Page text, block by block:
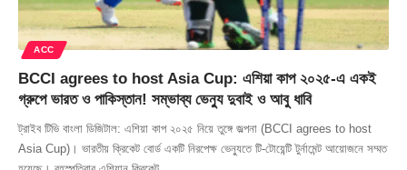
ACC
BCCI agrees to host Asia Cup: এশিয়া কাপ ২০২৫-এ একই
গ্রুপে ভারত ও পাকিস্তান! সম্ভাব্য ভেন্যু দুবাই ও আবু ধাবি
ট্রাইব টিভি বাংলা ডিজিটাল: এশিয়া কাপ ২০২৫ নিয়ে তুঙ্গে জল্পনা (BCCI agrees to host
Asia Cup)। ভারতীয় ক্রিকেট বোর্ড একটি নিরপেক্ষ ভেন্যুতে টি-টোয়েন্টি টুর্নামেন্ট আয়োজনে সম্মত